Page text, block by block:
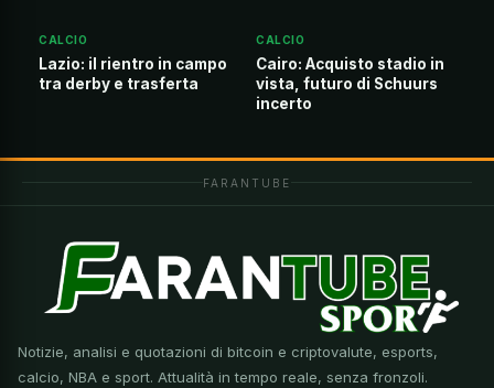
CALCIO
Lazio: il rientro in campo
tra derby e trasferta
CALCIO
Cairo: Acquisto stadio in
vista, futuro di Schuurs
incerto
FARANTUBE
Notizie, analisi e quotazioni di bitcoin e criptovalute, esports,
calcio, NBA e sport. Attualità in tempo reale, senza fronzoli.